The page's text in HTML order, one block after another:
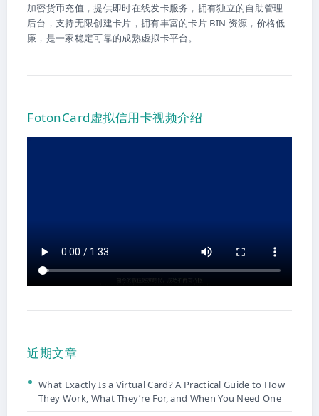
加密货币充值，提供即时在线发卡服务，拥有独立的自助管理
后台，支持无限创建卡片，拥有丰富的卡片 BIN 资源，价格低
廉，是一家稳定可靠的成熟虚拟卡平台。
FotonCard虚拟信用卡视频介绍
近期文章
What Exactly Is a Virtual Card? A Practical Guide to How
They Work, What They’re For, and When You Need One